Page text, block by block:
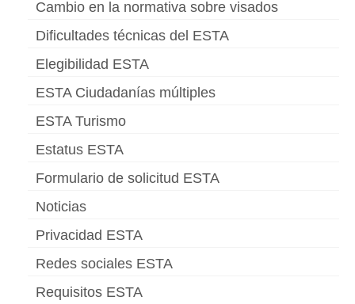
Cambio en la normativa sobre visados
Dificultades técnicas del ESTA
Elegibilidad ESTA
ESTA Ciudadanías múltiples
ESTA Turismo
Estatus ESTA
Formulario de solicitud ESTA
Noticias
Privacidad ESTA
Redes sociales ESTA
Requisitos ESTA